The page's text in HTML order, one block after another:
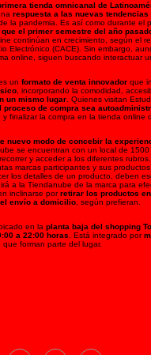
tienda omnicanal de
respuesta a las nuevas tendencias
la pandemia. Es así como durante el
el primer semestre del año
continúan en crecimiento, según el
Electrónico (CACE). Sin embargo,
online, siguen buscando interactuar
un formato de venta innovador que
, incorporando la comodidad,
un mismo lugar . Quienes visitan
proceso de compra sea
finalizar la compra en la tienda online
nuevo modo de concebir la
se encuentran con un local de
y acceder a los diferentes
marcas participantes y sus
los detalles de un producto, deben
a la Tiendanube de la marca para
inclinarse porretirar los productos
envío a domicilio , según prefieran.
en la planta baja del shopping
a 22:00 horas . Está integrado por
que forman parte del lugar.